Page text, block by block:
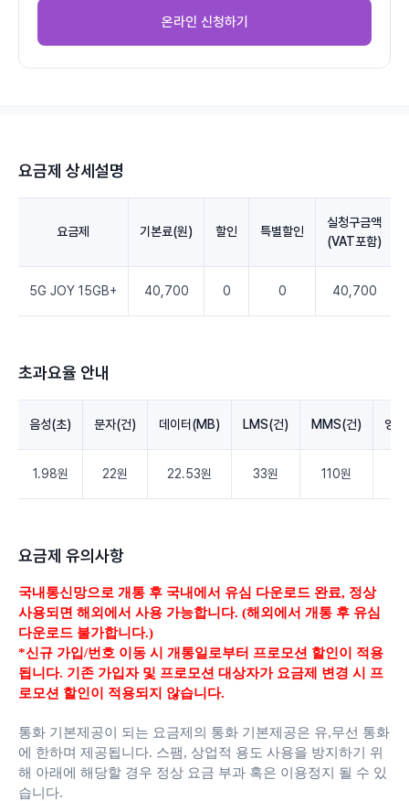
온라인 신청하기
요금제 상세설명
요금제 기본료(원) 할인 특별할인
실청구금액
(VAT포함)
5G JOY 15GB+ 40,700 0 0 40,700
초과요율 안내
음성(초) 문자(건) 데이터(MB) LMS(건) MMS(건) 영
1.98원 22원 22.53원 33원 110원
요금제 유의사항
국내통신망으로 개통 후 국내에서 유심 다운로드 완료, 정상
사용되면 해외에서 사용 가능합니다. (해외에서 개통 후 유심
다운로드 불가합니다.)
*신규 가입/번호 이동 시 개통일로부터 프로모션 할인이 적용
됩니다. 기존 가입자 및 프로모션 대상자가 요금제 변경 시 프
로모션 할인이 적용되지 않습니다.
통화 기본제공이 되는 요금제의 통화 기본제공은 유,무선 통화
에 한하며 제공됩니다. 스팸, 상업적 용도 사용을 방지하기 위
해 아래에 해당할 경우 정상 요금 부과 혹은 이용정지 될 수 있
습니다.